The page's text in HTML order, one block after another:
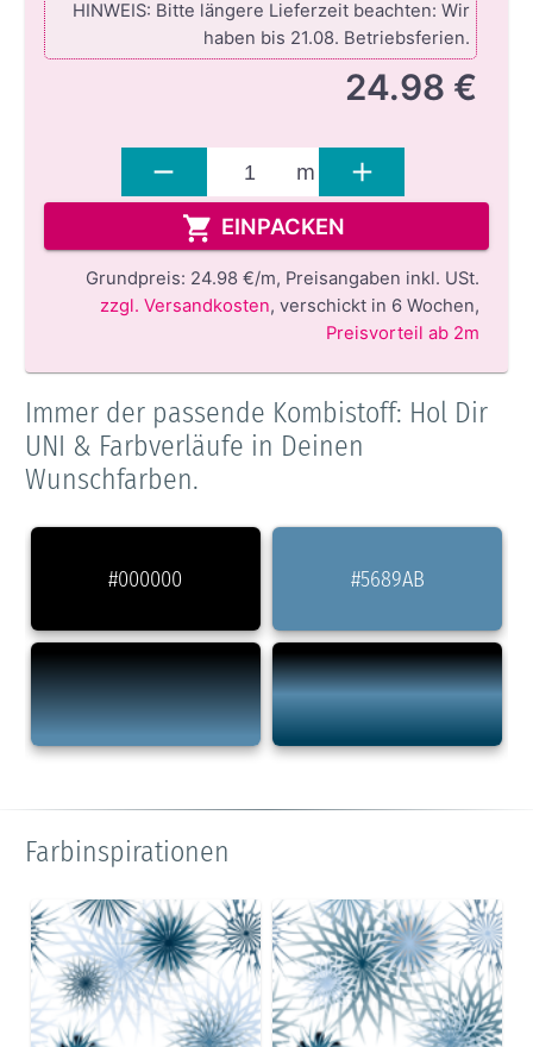
HINWEIS: Bitte längere Lieferzeit beachten: Wir
haben bis 21.08. Betriebsferien.
24.98 €
m
EINPACKEN
Grundpreis: 24.98 €/m, Preisangaben inkl. USt.
zzgl. Versandkosten,verschickt in 6 Wochen,
Preisvorteil ab 2m
Immer der passende Kombistoff: Hol Dir
UNI & Farbverläufe in Deinen
Wunschfarben.
#000000 #5689AB
Farbinspirationen